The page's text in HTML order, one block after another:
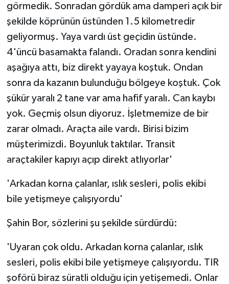
görmedik. Sonradan gördük ama damperi açık bir
şekilde köprünün üstünden 1.5 kilometredir
geliyormuş. Yaya vardı üst geçidin üstünde.
4'üncü basamakta falandı. Oradan sonra kendini
aşağıya attı, biz direkt yayaya koştuk. Ondan
sonra da kazanın bulunduğu bölgeye koştuk. Çok
şükür yaralı 2 tane var ama hafif yaralı. Can kaybı
yok. Geçmiş olsun diyoruz. İşletmemize de bir
zarar olmadı. Araçta aile vardı. Birisi bizim
müşterimizdi. Boyunluk taktılar. Transit
araçtakiler kapıyı açıp direkt atlıyorlar'
'Arkadan korna çalanlar, ıslık sesleri, polis ekibi
bile yetişmeye çalışıyordu'
Şahin Bor, sözlerini şu şekilde sürdürdü:
'Uyaran çok oldu. Arkadan korna çalanlar, ıslık
sesleri, polis ekibi bile yetişmeye çalışıyordu. TIR
şoförü biraz süratli olduğu için yetişemedi. Onlar